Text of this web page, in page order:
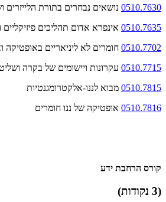
0510.7630 נושאים נבחרים בתורת הלייזרים
0510.7635 אינפרא אדום תהליכים
0510.7702 חומרים לא ליניאריים באופטיקה
0510.7715 עקרונות ויישומים של בקרה
0510.7815 מבוא לננו-אלקטרומגנטיות
0510.7816 אופטיקה של ננו חומרים
קורס הרחבת ידע
(3 נקודות)